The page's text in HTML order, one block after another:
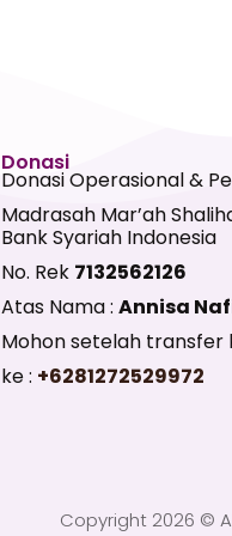
Donasi
Donasi Operasional &
Madrasah Mar’ah
Bank Syariah Indonesia
No. Rek 7132562126
Atas Nama :Annisa
Mohon setelah
ke : +6281272529972
Copyright 2026 ©